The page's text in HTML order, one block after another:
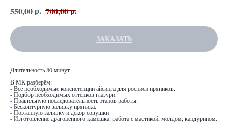
550,00р. 700,00р.
ЗАКАЗАТЬ
Длительность 80 минут
В МК разберём:
- Все необходимые консистенции айсинга для росписи пряников.
- Подбор необходимых оттенков глазури.
- Правильную последовательность этапов работы.
- Бесконтурную заливку пряника.
- Поэтапную заливку и декор совушки
- Изготовление драгоценного камешка: работа с мастикой, молдом, кандурином.